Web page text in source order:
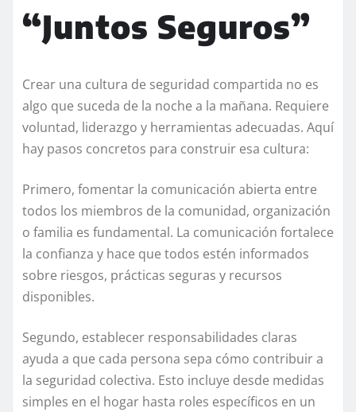
“Juntos Seguros”
Crear una cultura de seguridad compartida no es
algo que suceda de la noche a la mañana. Requiere
voluntad, liderazgo y herramientas adecuadas. Aquí
hay pasos concretos para construir esa cultura:
Primero, fomentar la comunicación abierta entre
todos los miembros de la comunidad, organización
o familia es fundamental. La comunicación fortalece
la confianza y hace que todos estén informados
sobre riesgos, prácticas seguras y recursos
disponibles.
Segundo, establecer responsabilidades claras
ayuda a que cada persona sepa cómo contribuir a
la seguridad colectiva. Esto incluye desde medidas
simples en el hogar hasta roles específicos en un